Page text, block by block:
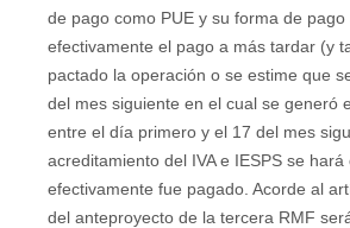
de pago como PUE y su forma de
efectivamente el pago a más tardar (y
pactado la operación o se estime que
del mes siguiente en el cual se generó
entre el día primero y el 17 del mes
acreditamiento del IVA e IESPS se
efectivamente fue pagado. Acorde al
del anteproyecto de la tercera RMF